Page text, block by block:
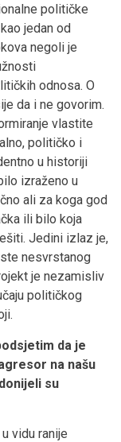
političke
jedan od
negoli je
odnosa. O
da i ne govorim.
vlastite
političko i
u historiji
izraženo u
ali za koga god
ili bilo koja
Jedini izlaz je,
nesvrstanog
je nezamisliv
političkog
da je
na našu
su
vidu ranije